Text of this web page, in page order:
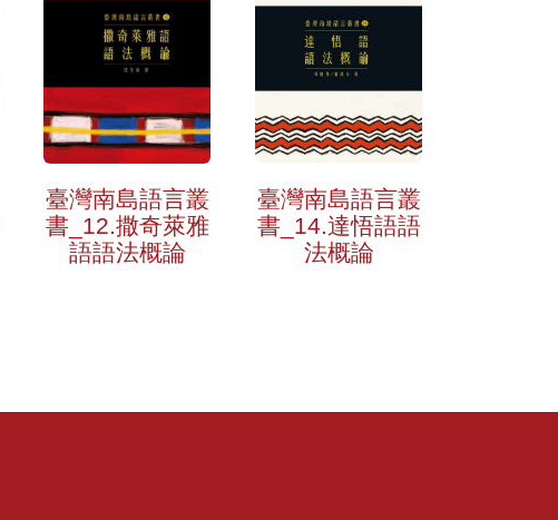
臺灣南島語言叢
書_12.撒奇萊雅
語語法概論
臺灣南島語言叢
書_14.達悟語語
法概論